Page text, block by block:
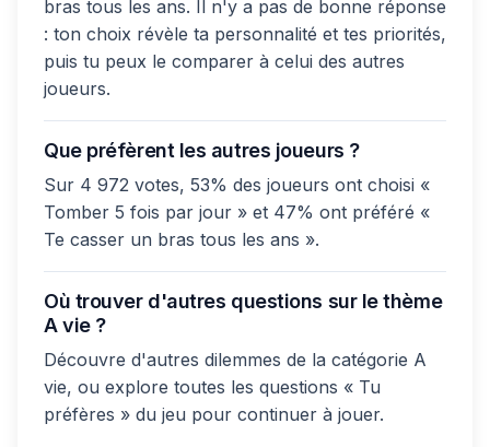
bras tous les ans. Il n'y a pas de bonne réponse
: ton choix révèle ta personnalité et tes priorités,
puis tu peux le comparer à celui des autres
joueurs.
Que préfèrent les autres joueurs ?
Sur 4 972 votes, 53% des joueurs ont choisi «
Tomber 5 fois par jour » et 47% ont préféré «
Te casser un bras tous les ans ».
Où trouver d'autres questions sur le thème
A vie ?
Découvre d'autres dilemmes de la catégorie A
vie, ou explore toutes les questions « Tu
préfères » du jeu pour continuer à jouer.